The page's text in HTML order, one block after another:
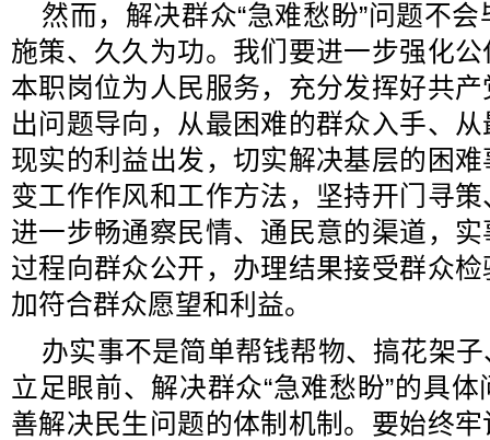
然而，解决群众“急难愁盼”问题不
施策、久久为功。我们要进一步强化
本职岗位为人民服务，充分发挥好共
出问题导向，从最困难的群众入手、
现实的利益出发，切实解决基层的困
变工作作风和工作方法，坚持开门寻
进一步畅通察民情、通民意的渠道，
过程向群众公开，办理结果接受群众
加符合群众愿望和利益。
办实事不是简单帮钱帮物、搞花架
立足眼前、解决群众“急难愁盼”的具
善解决民生问题的体制机制。要始终